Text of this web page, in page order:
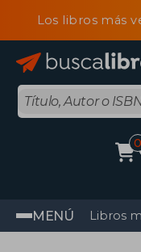
Los libros más
0
MENÚ Libros